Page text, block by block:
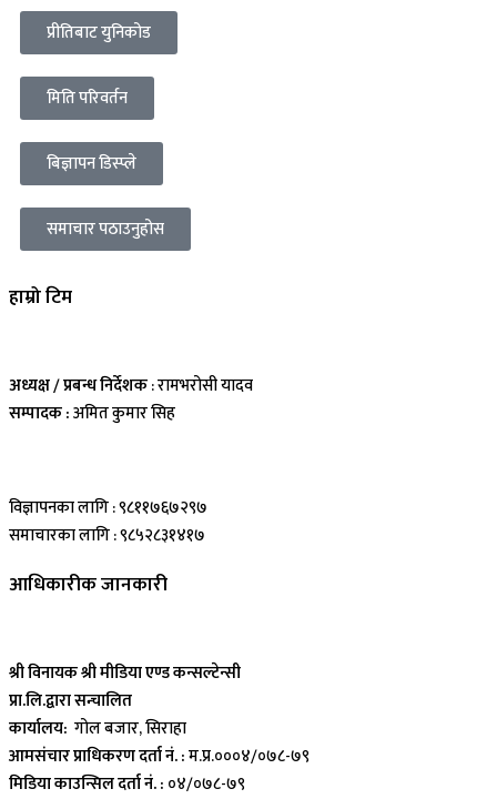
प्रीतिबाट युनिकोड
मिति परिवर्तन
बिज्ञापन डिस्प्ले
समाचार पठाउनुहोस
हाम्रो टिम
अध्यक्ष / प्रबन्ध निर्देशक: रामभरोसी यादव
सम्पादक :अमित कुमार सिह
विज्ञापनका लागि : ९८११७६७२९७
समाचारका लागि : ९८५२८३१४१७
आधिकारीक जानकारी
श्री विनायक श्री मीडिया एण्ड कन्सल्टेन्सी
प्रा.लि.द्वारा सन्चालित
कार्यालय: गोल बजार, सिराहा
आमसंचार प्राधिकरण दर्ता नं. :म.प्र.०००४/०७८-७९
मिडिया काउन्सिल दर्ता नं. : ०४/०७८-७९